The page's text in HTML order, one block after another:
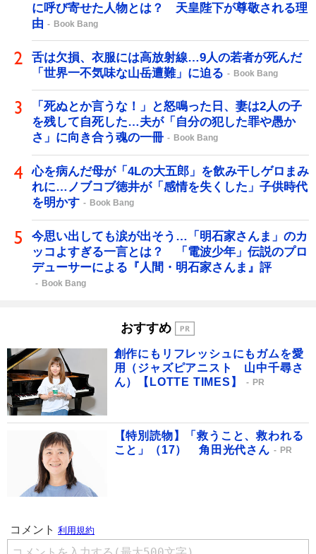
に呼び寄せた人物とは？ 天皇陛下が尊敬される理
由
Book Bang
舌は欠損、衣服には高放射線…9人の若者が死んだ
「世界一不気味な山岳遭難」に迫る
Book Bang
「死ぬとか言うな！」と怒鳴った日、妻は2人の子
を残して自死した…夫が「自分の犯した罪や愚か
さ」に向き合う魂の一冊
Book Bang
心を病んだ母が「4Lの大五郎」を飲み干しゲロまみ
れに…ノブコブ徳井が「感情を失くした」子供時代
を明かす
Book Bang
今思い出しても涙が出そう…「明石家さんま」のカ
ッコよすぎる一言とは？ 「電波少年」伝説のプロ
デューサーによる『人間・明石家さんま』評
Book Bang
おすすめ
創作にもリフレッシュにもガムを愛
用（ジャズピアニスト 山中千尋さ
ん）【LOTTE TIMES】
PR
【特別読物】「救うこと、救われる
こと」（17） 角田光代さん
PR